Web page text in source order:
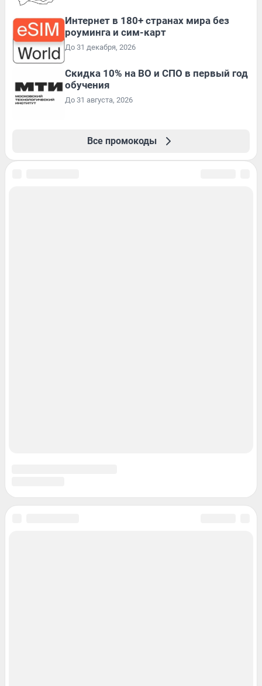
Интернет в 180+ странах мира без
роуминга и сим-карт
До 31 декабря, 2026
Скидка 10% на ВО и СПО в первый год
обучения
До 31 августа, 2026
Все промокоды